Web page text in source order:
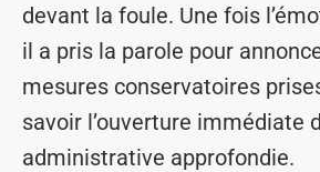
devant la foule. Une fois
il a pris la parole pour
mesures conservatoires
savoir l’ouverture immédiate
administrative approfondie.